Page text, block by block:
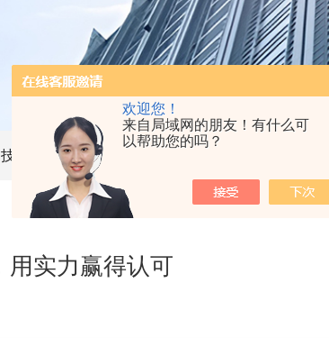
欢迎您！
来自局域网的朋友！有什么可
以帮助您的吗？
技术文章
用实力赢得认可